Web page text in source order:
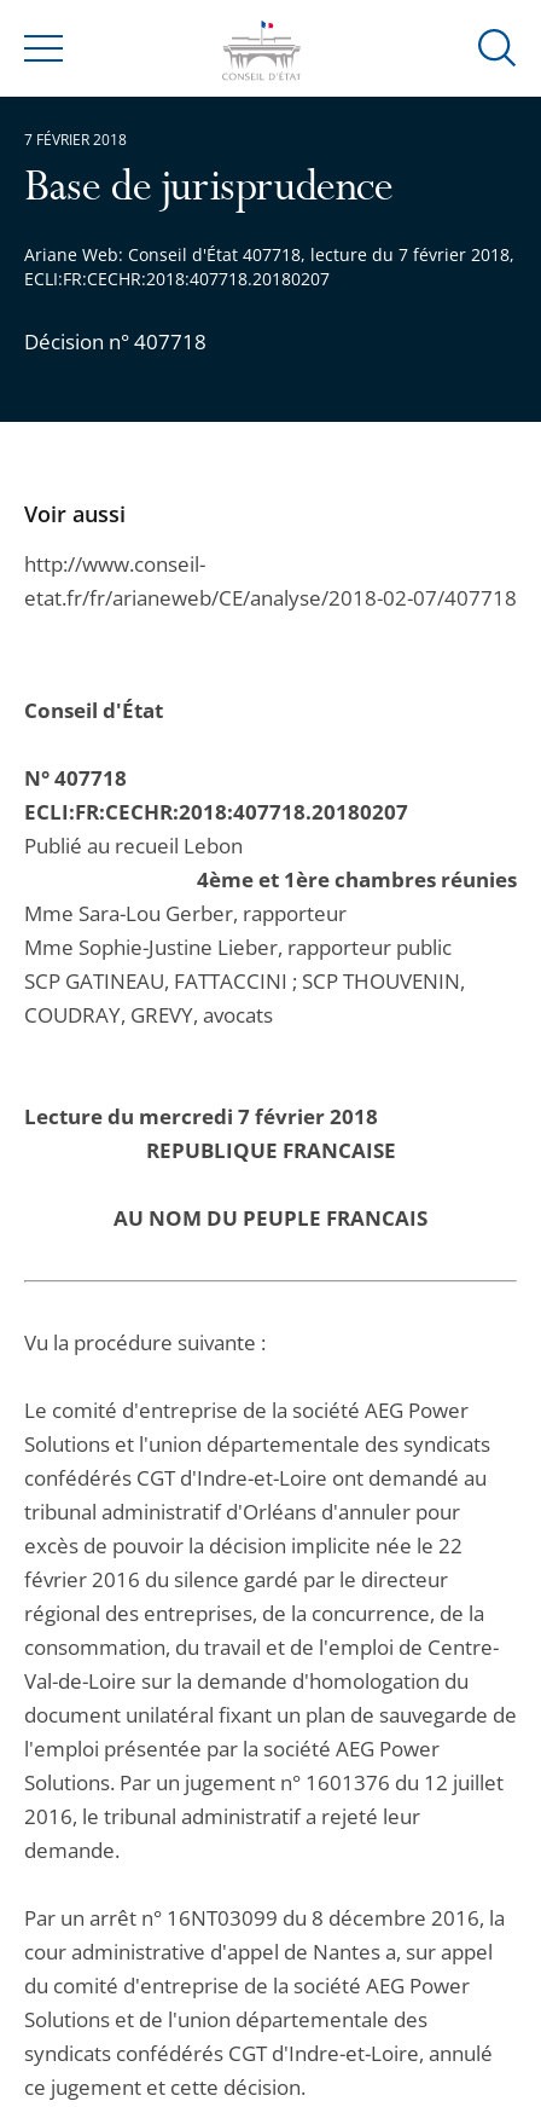
Menu
Ouvrir
Base de jurisprudence
Ariane Web: Conseil d'État 407718, lecture du 7 février 2018,
ECLI:FR:CECHR:2018:407718.20180207
Décision n° 407718
7 FÉVRIER 2018
Conseil d'État
N° 407718
ECLI:FR:CECHR:2018:407718.20180207
Publié au recueil Lebon
4ème et 1ère chambres réunies
Mme Sara-Lou Gerber, rapporteur
Mme Sophie-Justine Lieber, rapporteur public
SCP GATINEAU, FATTACCINI ; SCP THOUVENIN,
COUDRAY, GREVY, avocats
Lecture du mercredi 7 février 2018
REPUBLIQUE FRANCAISE
AU NOM DU PEUPLE FRANCAIS
Vu la procédure suivante :
Le comité d'entreprise de la société AEG Power
Solutions et l'union départementale des syndicats
confédérés CGT d'Indre-et-Loire ont demandé au
tribunal administratif d'Orléans d'annuler pour
excès de pouvoir la décision implicite née le 22
février 2016 du silence gardé par le directeur
régional des entreprises, de la concurrence, de la
consommation, du travail et de l'emploi de Centre-
Val-de-Loire sur la demande d'homologation du
document unilatéral fixant un plan de sauvegarde de
l'emploi présentée par la société AEG Power
Solutions. Par un jugement n° 1601376 du 12 juillet
2016, le tribunal administratif a rejeté leur
demande.
Par un arrêt n° 16NT03099 du 8 décembre 2016, la
cour administrative d'appel de Nantes a, sur appel
du comité d'entreprise de la société AEG Power
Solutions et de l'union départementale des
syndicats confédérés CGT d'Indre-et-Loire, annulé
ce jugement et cette décision.
Voir aussi
http://www.conseil-
etat.fr/fr/arianeweb/CE/analyse/2018-02-07/407718